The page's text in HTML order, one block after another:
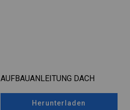
AUFBAUANLEITUNG DACH
Herunterladen